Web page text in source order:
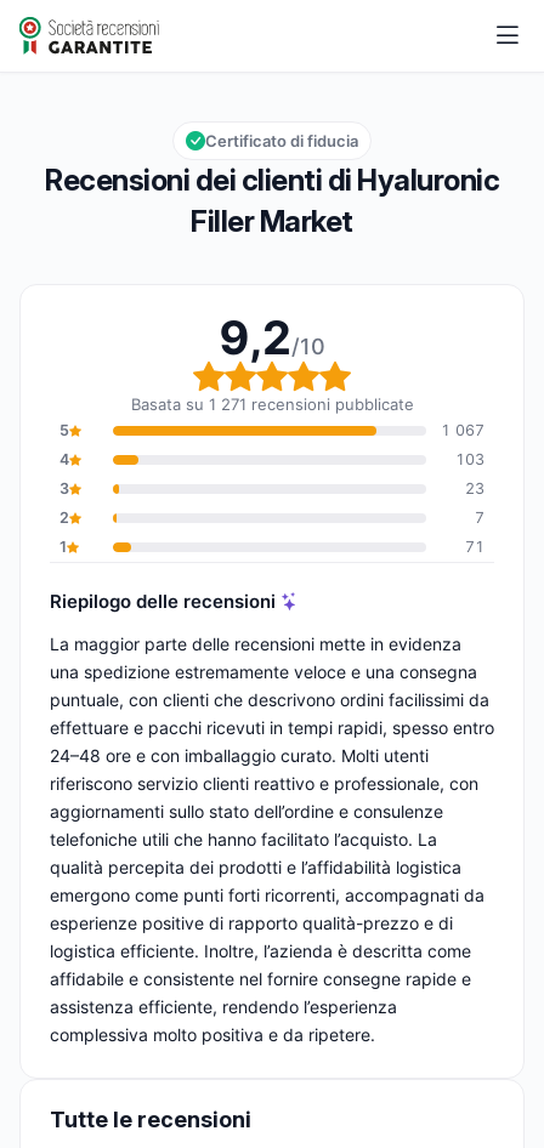
Hyaluronic Filler Market
Valutazione globale: 9,2 su 10
9,2/10
Recensioni dei clienti di Hyaluronic
Filler Market
Certificato di fiducia
9,2/10
Valutazione globale:
Basata su 1 271 recensioni pubblicate
5
1 067
4
103
3
23
2
7
1
71
Riepilogo delle recensioni
La maggior parte delle recensioni mette in evidenza
una spedizione estremamente veloce e una consegna
puntuale, con clienti che descrivono ordini facilissimi da
effettuare e pacchi ricevuti in tempi rapidi, spesso entro
24–48 ore e con imballaggio curato. Molti utenti
riferiscono servizio clienti reattivo e professionale, con
aggiornamenti sullo stato dell’ordine e consulenze
telefoniche utili che hanno facilitato l’acquisto. La
qualità percepita dei prodotti e l’affidabilità logistica
emergono come punti forti ricorrenti, accompagnati da
esperienze positive di rapporto qualità-prezzo e di
logistica efficiente. Inoltre, l’azienda è descritta come
affidabile e consistente nel fornire consegne rapide e
assistenza efficiente, rendendo l’esperienza
complessiva molto positiva e da ripetere.
Tutte le recensioni